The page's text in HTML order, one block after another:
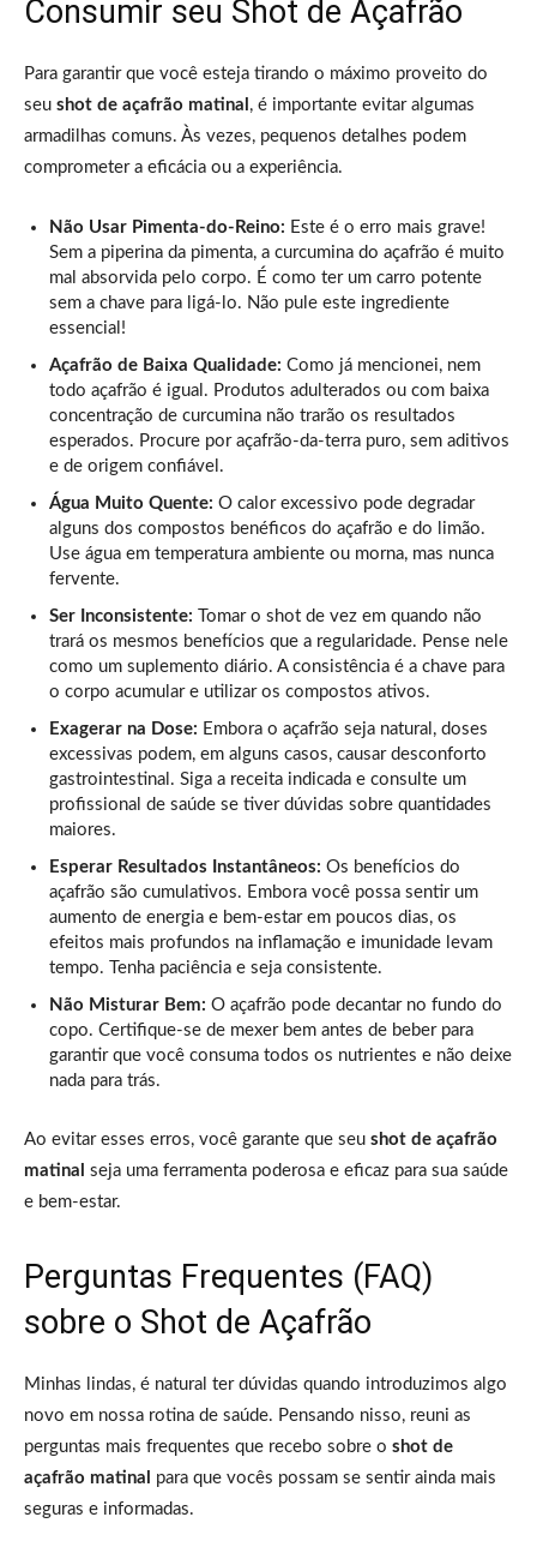
Consumir seu Shot de Açafrão
Para garantir que você esteja tirando o máximo proveito do
seu shot de açafrão matinal , é importante evitar algumas
armadilhas comuns. Às vezes, pequenos detalhes podem
comprometer a eficácia ou a experiência.
Não Usar Pimenta-do-Reino: Este é o erro mais grave!
Sem a piperina da pimenta, a curcumina do açafrão é muito
mal absorvida pelo corpo. É como ter um carro potente
sem a chave para ligá-lo. Não pule este ingrediente
essencial!
Açafrão de Baixa Qualidade: Como já mencionei, nem
todo açafrão é igual. Produtos adulterados ou com baixa
concentração de curcumina não trarão os resultados
esperados. Procure por açafrão-da-terra puro, sem aditivos
e de origem confiável.
Água Muito Quente: O calor excessivo pode degradar
alguns dos compostos benéficos do açafrão e do limão.
Use água em temperatura ambiente ou morna, mas nunca
fervente.
Ser Inconsistente: Tomar o shot de vez em quando não
trará os mesmos benefícios que a regularidade. Pense nele
como um suplemento diário. A consistência é a chave para
o corpo acumular e utilizar os compostos ativos.
Exagerar na Dose: Embora o açafrão seja natural, doses
excessivas podem, em alguns casos, causar desconforto
gastrointestinal. Siga a receita indicada e consulte um
profissional de saúde se tiver dúvidas sobre quantidades
maiores.
Esperar Resultados Instantâneos: Os benefícios do
açafrão são cumulativos. Embora você possa sentir um
aumento de energia e bem-estar em poucos dias, os
efeitos mais profundos na inflamação e imunidade levam
tempo. Tenha paciência e seja consistente.
Não Misturar Bem: O açafrão pode decantar no fundo do
copo. Certifique-se de mexer bem antes de beber para
garantir que você consuma todos os nutrientes e não deixe
nada para trás.
Ao evitar esses erros, você garante que seu shot de açafrão
matinal seja uma ferramenta poderosa e eficaz para sua saúde
e bem-estar.
Perguntas Frequentes (FAQ)
sobre o Shot de Açafrão
Minhas lindas, é natural ter dúvidas quando introduzimos algo
novo em nossa rotina de saúde. Pensando nisso, reuni as
perguntas mais frequentes que recebo sobre o shot de
açafrão matinal
para que vocês possam se sentir ainda mais
seguras e informadas.